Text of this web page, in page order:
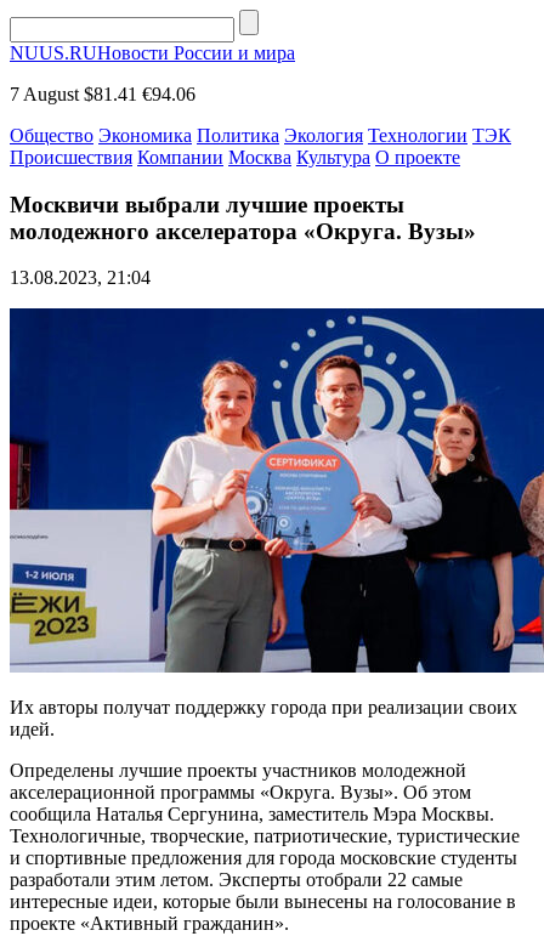
NUUS.RUНовости России и мира
7 August $81.41 €94.06
Общество Экономика Политика Экология Технологии ТЭК
Происшествия Компании Москва Культура О проекте
Москвичи выбрали лучшие проекты
молодежного акселератора «Округа. Вузы»
13.08.2023, 21:04
Их авторы получат поддержку города при реализации своих
идей.
Определены лучшие проекты участников молодежной
акселерационной программы «Округа. Вузы». Об этом
сообщила Наталья Сергунина, заместитель Мэра Москвы.
Технологичные, творческие, патриотические, туристические
и спортивные предложения для города московские студенты
разработали этим летом. Эксперты отобрали 22 самые
интересные идеи, которые были вынесены на голосование в
проекте «Активный гражданин».